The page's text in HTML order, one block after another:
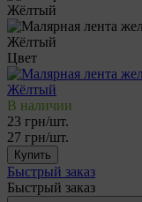
Цвет
В наличии
23 грн/шт.
27 грн/шт.
Купить
Быстрый заказ
Быстрый заказ